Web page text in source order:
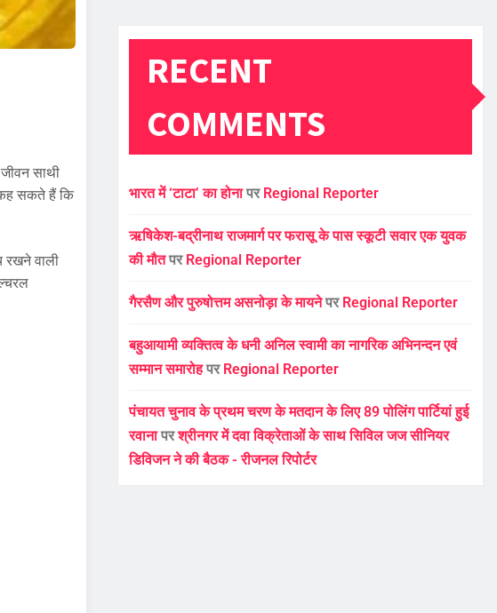
साथी
कह सकते हैं कि
रखने वाली
RECENT
COMMENTS
भारत में ‘टाटा’ का होनापर Regional Reporter
ऋषिकेश-बद्रीनाथ राजमार्ग पर फरासू के पास स्कूटी सवार एक युवक
की मौतपर Regional Reporter
गैरसैण और पुरुषोत्तम असनोड़ा के मायनेपर Regional Reporter
बहुआयामी व्यक्तित्व के धनी अनिल स्वामी का नागरिक अभिनन्दन एवं
सम्मान समारोहपर Regional Reporter
पंचायत चुनाव के प्रथम चरण के मतदान के लिए 89 पोलिंग पार्टियां हुई
रवानापरश्रीनगर में दवा विक्रेताओं के साथ सिविल जज सीनियर
डिविजन ने की बैठक - रीजनल रिपोर्टर